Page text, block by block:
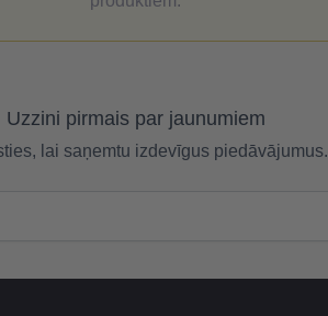
Uzzini pirmais par jaunumiem
lai saņemtu izdevīgus piedāvājumus.